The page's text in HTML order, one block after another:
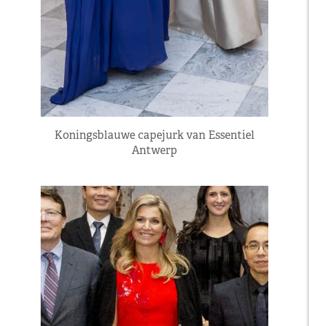
Koningsblauwe capejurk van Essentiel
Antwerp